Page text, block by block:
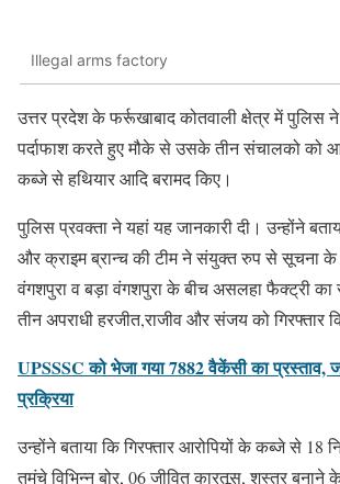
Illegal arms factory
उत्तर प्रदेश के फर्रूखाबाद कोतवाली क्षेत्र में पुलिस
पर्दाफाश करते हुए मौके से उसके तीन संचालको को
कब्जे से हथियार आदि बरामद किए।
पुलिस प्रवक्ता ने यहां यह जानकारी दी। उन्होंने
और क्राइम ब्रान्च की टीम ने संयुक्त रुप से सूचना के
वंगशपुरा व बड़ा वंगशपुरा के बीच असलहा फैक्ट्री
तीन अपराधी हरजीत,राजीव और संजय को गिरफ्तार
UPSSSC को भेजा गया 7882 वैकेंसी का प्रस्ताव,
प्रक्रिया
उन्होंने बताया कि गिरफ्तार आरोपियों के कब्जे से 18
तमंचे विभिन्न बोर, 06 जीवित कारतूस, शस्त्र बनाने